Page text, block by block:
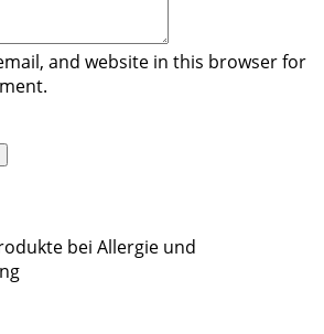
and website in this browser for
bei Allergie und